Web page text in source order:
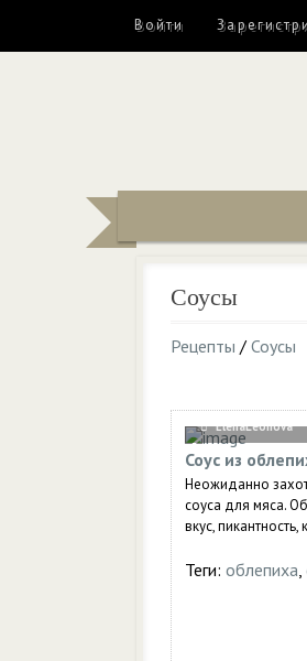
Войти
Соусы
Рецепты / Соусы
ElenaLeonova
Соус из
Неожиданно
соуса для мяса.
вкус,
Теги: облепиха,